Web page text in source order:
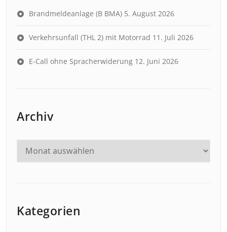
Brandmeldeanlage (B BMA) 5. August 2026
Verkehrsunfall (THL 2) mit Motorrad 11. Juli 2026
E-Call ohne Spracherwiderung 12. Juni 2026
Archiv
Kategorien